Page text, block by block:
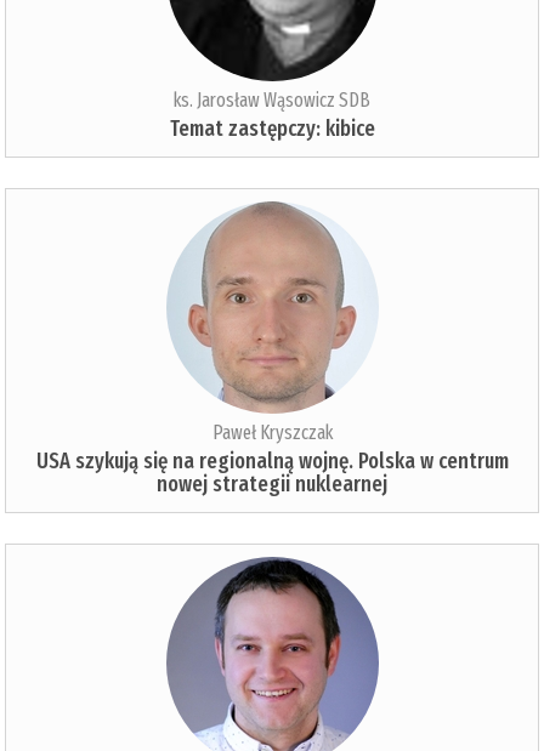
ks. Jarosław Wąsowicz SDB
Temat zastępczy: kibice
Paweł Kryszczak
USA szykują się na regionalną wojnę. Polska w centrum
nowej strategii nuklearnej